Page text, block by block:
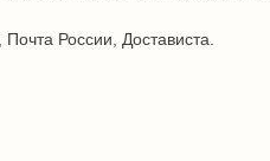
России, Достависта.